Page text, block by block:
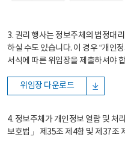
3. 권리 행사는 정보주체의 법정대
하실 수도 있습니다. 이 경우 “개인
서식에 따른 위임장을 제출하셔야
위임장 다운로드
4. 정보주체가 개인정보 열람 및 처
보호법」 제35조 제4항 및 제37조